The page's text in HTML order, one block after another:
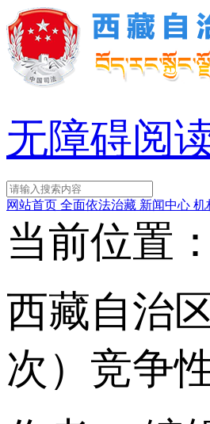
无障碍阅
网站首页 全面依法治藏 新闻中心 机
当前位置：
西藏自治
次）竞争